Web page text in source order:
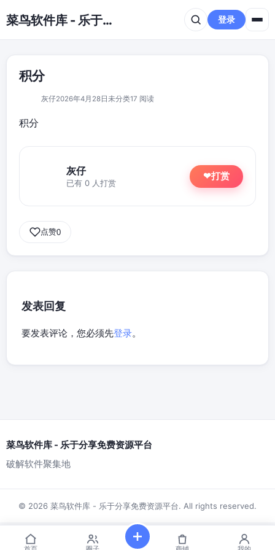
菜鸟软件库 - 乐于分享免费资源平台 登录
积分
灰仔2026年4月28日 未分类17 阅读
积分
灰仔
已有 0 人打赏
❤打赏
点赞0
发表回复
要发表评论，您必须先登录。
菜鸟软件库 - 乐于分享免费资源平台
破解软件聚集地
© 2026 菜鸟软件库 - 乐于分享免费资源平台. All rights reserved.